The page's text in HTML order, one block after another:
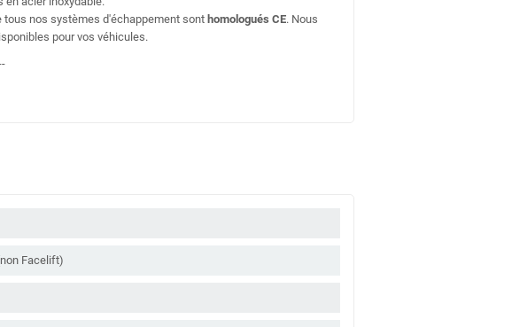
tous nos systèmes d'échappement sont homologués CE. Nous
pour vos véhicules.
Facelift)